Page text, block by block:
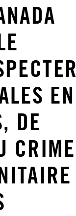
EN
DE
CRIME